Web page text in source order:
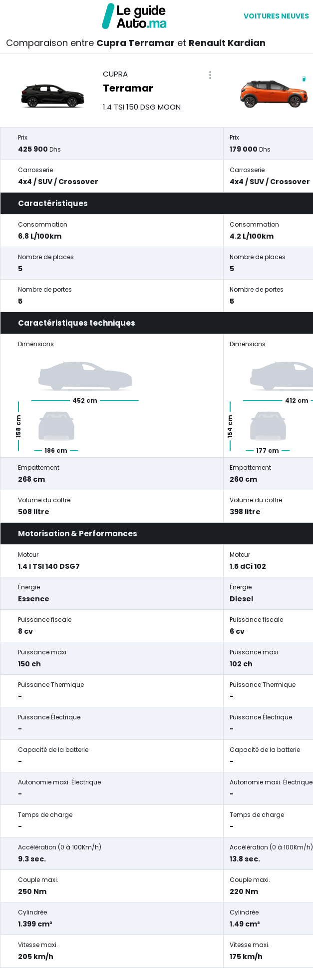
VOITURES NEUVES
Comparaison entre Cupra Terramar et Renault Kardian
CUPRA
Terramar
1.4 TSI 150 DSG MOON
Prix
425 900 Dhs
Prix
179 000 Dhs
Carrosserie
4x4 / SUV / Crossover
Carrosserie
4x4 / SUV / Crossover
Caractéristiques
Consommation
6.8 L/100km
Consommation
4.2 L/100km
Nombre de places
5
Nombre de places
5
Nombre de portes
5
Nombre de portes
5
Caractéristiques techniques
Dimensions
452 cm
186 cm
158 cm
Dimensions
412 cm
177 cm
154 cm
Empattement
268 cm
Empattement
260 cm
Volume du coffre
508 litre
Volume du coffre
398 litre
Motorisation & Performances
Moteur
1.4 l TSI 140 DSG7
Moteur
1.5 dCi 102
Énergie
Essence
Énergie
Diesel
Puissance fiscale
8 cv
Puissance fiscale
6 cv
Puissance maxi.
150 ch
Puissance maxi.
102 ch
Puissance Thermique
-
Puissance Thermique
-
Puissance Électrique
-
Puissance Électrique
-
Capacité de la batterie
-
Capacité de la batterie
-
Autonomie maxi. Électrique
-
Autonomie maxi. Électrique
-
Temps de charge
-
Temps de charge
-
Accélération (0 à 100Km/h)
9.3 sec.
Accélération (0 à 100Km/h)
13.8 sec.
Couple maxi.
250 Nm
Couple maxi.
220 Nm
Cylindrée
1.399 cm³
Cylindrée
1.49 cm³
Vitesse maxi.
205 km/h
Vitesse maxi.
175 km/h